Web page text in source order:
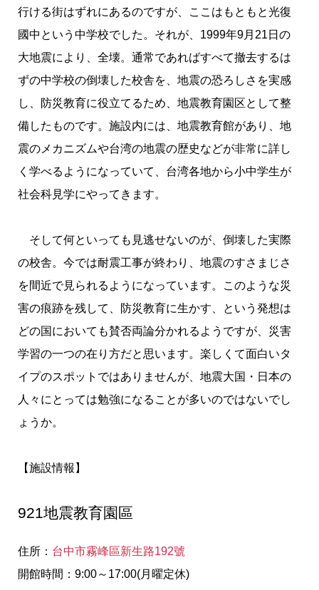
行ける街はずれにあるのですが、ここはもともと光復
國中という中学校でした。それが、1999年9月21日の
大地震により、全壊。通常であればすべて撤去するは
ずの中学校の倒壊した校舎を、地震の恐ろしさを実感
し、防災教育に役立てるため、地震教育園区として整
備したものです。施設内には、地震教育館があり、地
震のメカニズムや台湾の地震の歴史などが非常に詳し
く学べるようになっていて、台湾各地から小中学生が
社会科見学にやってきます。
そして何といっても見逃せないのが、倒壊した実際
の校舎。今では耐震工事が終わり、地震のすさまじさ
を間近で見られるようになっています。このような災
害の痕跡を残して、防災教育に生かす、という発想は
どの国においても賛否両論分かれるようですが、災害
学習の一つの在り方だと思います。楽しくて面白いタ
イプのスポットではありませんが、地震大国・日本の
人々にとっては勉強になることが多いのではないでし
ょうか。
【施設情報】
921地震教育園區
住所： 台中市霧峰區新生路192號
開館時間：9:00～17:00(月曜定休)